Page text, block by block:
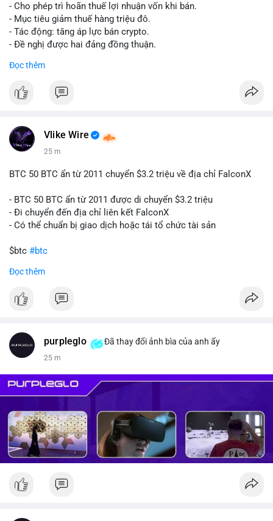
tái cơ cấu danh mục trước phiên giao dịch Âu-Mỹ. Tâm lý thị
trường có thể dao động nhẹ khi nhà đầu tư nhỏ lẻ theo dõi
động thái này.
và điểm đến của số BTC này trong 2-4 giờ tới. Nếu dòng tiền
phòng thủ. Nếu vào ví lạnh, có thể duy trì chiến lược nắm giữ
#160btc #vilanh #thanhkhoansan
- Cho phép trì hoãn thuế lợi nhuận vốn khi bán.
- Mục tiêu giảm thuế hàng triệu đô.
- Tác động: tăng áp lực bán crypto.
- Đề nghị được hai đảng đồng thuận.
📰 Nguồn: Cointelegraph
Đọc thêm
Vlike Wire
25 m
BTC 50 BTC ẩn từ 2011 chuyển $3.2 triệu về địa chỉ FalconX
- BTC 50 BTC ẩn từ 2011 được di chuyển $3.2 triệu
- Đi chuyển đến địa chỉ liên kết FalconX
- Có thể chuẩn bị giao dịch hoặc tái tổ chức tài sản
$btc #btc
#vlikevn
📰 Nguồn: CoinDesk
Đọc thêm
purpleglo Đã thay đổi ảnh bìa của anh ấy
25 m